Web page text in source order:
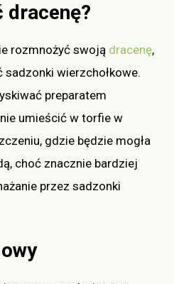
dracenę?
rozmnożyć swoją dracenę,
wierzchołkowe.
preparatem
umieścić w torfie w
gdzie będzie mogła
choć znacznie bardziej
przez sadzonki